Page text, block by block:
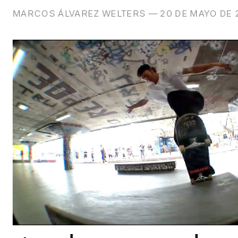
MARCOS ÁLVAREZ WELTERS — 20 DE MAYO DE